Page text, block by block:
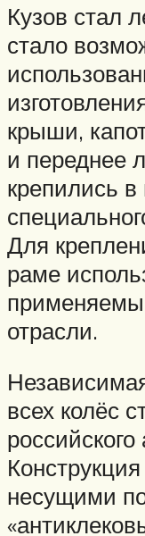
Кузов стал
стало
крыши,
и переднее
крепились
Для
раме
отрасли.
всех колёс
несущими